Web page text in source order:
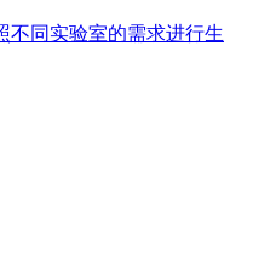
不同实验室的需求进行生